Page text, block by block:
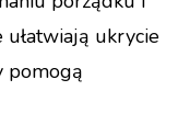
ukrycie
pomogą